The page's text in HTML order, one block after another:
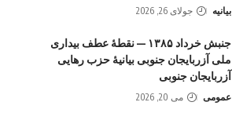
بیانیه جولای 26, 2026
جنبش خرداد ۱۳۸۵ — نقطهٔ عطف بیداری
ملی آزربایجان جنوبی بیانیهٔ حزب رهایی
آزربایجان جنوبی
عمومی می 20, 2026